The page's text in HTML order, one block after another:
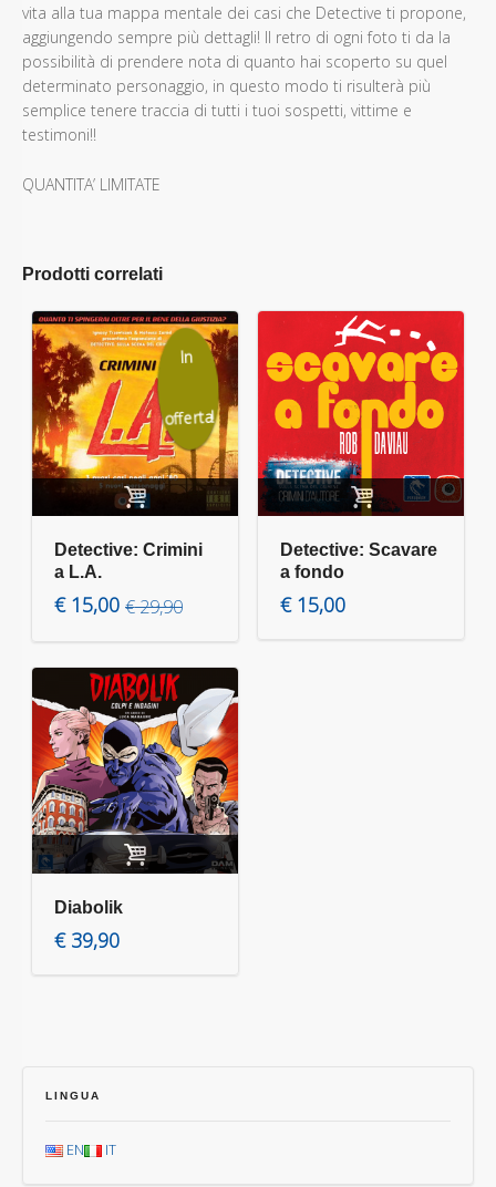
vita alla tua mappa mentale dei casi che Detective ti propone,
aggiungendo sempre più dettagli! Il retro di ogni foto ti da la
possibilità di prendere nota di quanto hai scoperto su quel
determinato personaggio, in questo modo ti risulterà più
semplice tenere traccia di tutti i tuoi sospetti, vittime e
testimoni!!
QUANTITA’ LIMITATE
Prodotti correlati
In
offerta!
Aggiungi al carrello
Detective: Crimini
a L.A.
€29,90
Il prezzo originale era: € 29,90.
€15,00Il prezzo attuale è: € 15,00.
Aggiungi al carrello
Detective: Scavare
a fondo
€15,00
Aggiungi al carrello
Diabolik
€39,90
LINGUA
EN IT